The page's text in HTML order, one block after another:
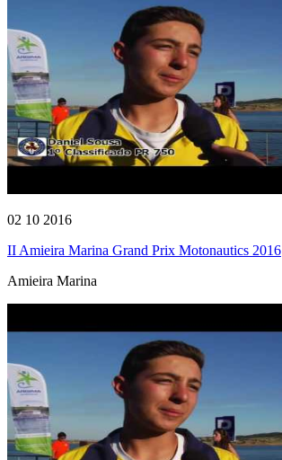
02 10 2016
II Amieira Marina Grand Prix Motonautics 2016
Amieira Marina